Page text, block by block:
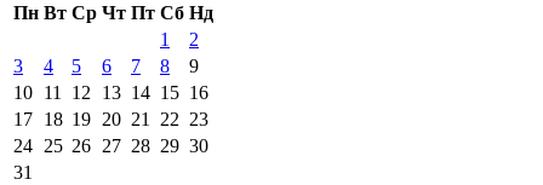
Пн Вт Ср Чт Пт Сб Нд
1
2
3
4 5 6 7 8
9
10 11 12 13 14 15 16
17 18 19 20 21 22 23
24 25 26 27 28 29 30
31